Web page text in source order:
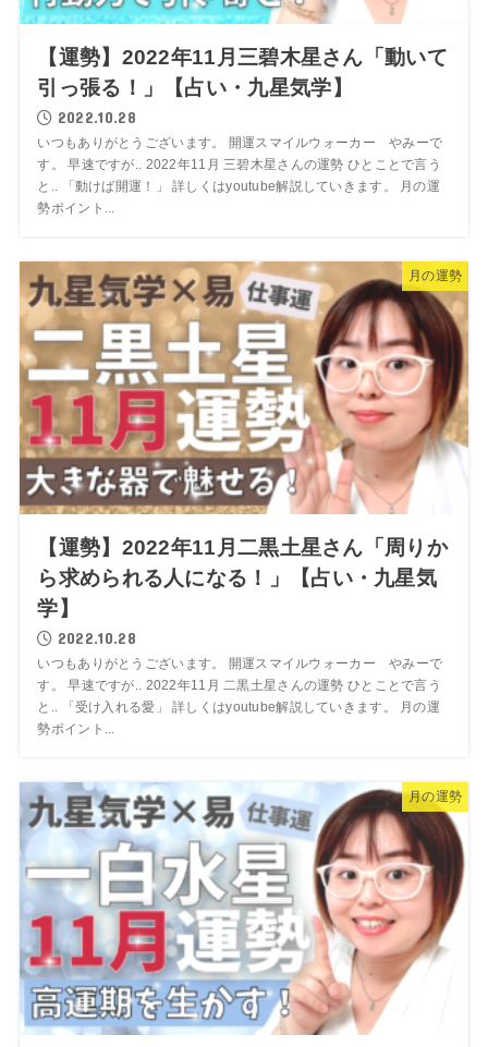
【運勢】2022年11月三碧木星さん「動いて
引っ張る！」【占い・九星気学】
2022.10.28
いつもありがとうございます。 開運スマイルウォーカー やみーで
す。 早速ですが.. 2022年11月 三碧木星さんの運勢 ひとことで言う
と.. 「動けば開運！」 詳しくはyoutube解説していきます。 月の運
勢ポイント...
月の運勢
【運勢】2022年11月二黒土星さん「周りか
ら求められる人になる！」【占い・九星気
学】
2022.10.28
いつもありがとうございます。 開運スマイルウォーカー やみーで
す。 早速ですが.. 2022年11月 二黒土星さんの運勢 ひとことで言う
と.. 「受け入れる愛」 詳しくはyoutube解説していきます。 月の運
勢ポイント...
月の運勢